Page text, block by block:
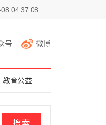
04:37:08
号 微博
教育公益